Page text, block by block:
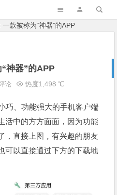
一款被称为“神器”的APP
神器”的APP
论 热度1,498 ℃
巧、功能强大的手机客户端
活中的方方面面，因为功能
，直接上图，有兴趣的朋友
可以直接通过下方的下载地